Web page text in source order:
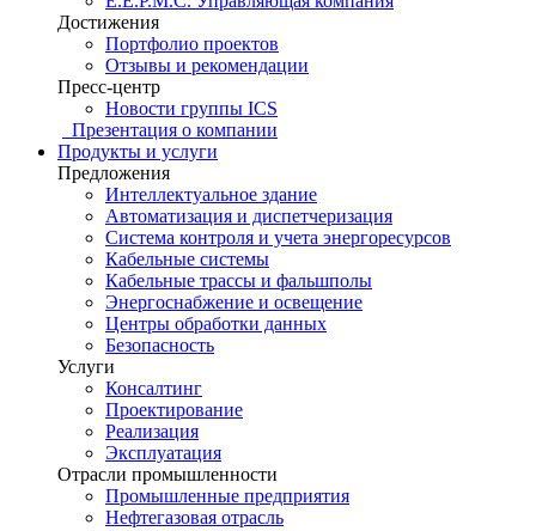
Достижения
Портфолио проектов
Отзывы и рекомендации
Пресс-центр
Новости группы ICS
Презентация о компании
Продукты и услуги
Предложения
Интеллектуальное здание
Автоматизация и диспетчеризация
Система контроля и учета энергоресурсов
Кабельные системы
Кабельные трассы и фальшполы
Энергоснабжение и освещение
Центры обработки данных
Безопасность
Услуги
Консалтинг
Проектирование
Реализация
Эксплуатация
Отрасли промышленности
Промышленные предприятия
Нефтегазовая отрасль